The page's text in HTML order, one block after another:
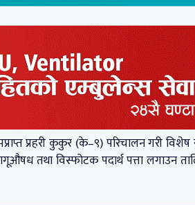
प्रहरी कुकुर (के–९) परिचालन गरी
तथा विस्फोटक पदार्थ पत्ता लगाउन